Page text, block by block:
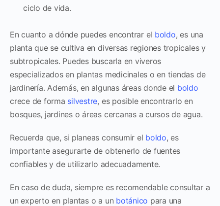
ciclo de vida.
En cuanto a dónde puedes encontrar el boldo, es una
planta que se cultiva en diversas regiones tropicales y
subtropicales. Puedes buscarla en viveros
especializados en plantas medicinales o en tiendas de
jardinería. Además, en algunas áreas donde el boldo
crece de forma silvestre, es posible encontrarlo en
bosques, jardines o áreas cercanas a cursos de agua.
Recuerda que, si planeas consumir el boldo, es
importante asegurarte de obtenerlo de fuentes
confiables y de utilizarlo adecuadamente.
En caso de duda, siempre es recomendable consultar a
un experto en plantas o a un botánico para una